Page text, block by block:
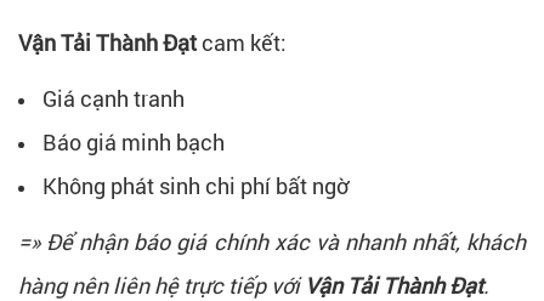
Vận Tải Thành Đạtcam kết:
Giá cạnh tranh
Báo giá minh bạch
Không phát sinh chi phí bất ngờ
=» Để nhận báo giá chính xác và nhanh nhất, khách
hàng nên liên hệ trực tiếp với Vận Tải Thành Đạt.